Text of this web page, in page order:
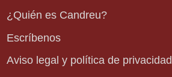
¿Quién es Candreu?
Escríbenos
Aviso legal y política de privacidad